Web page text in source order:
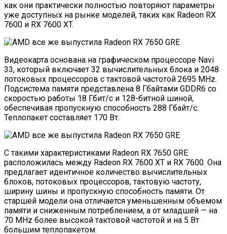
как они практически полностью повторяют параметры
уже доступных на рынке моделей, таких как Radeon RX
7600 и RX 7600 XT.
Видеокарта основана на графическом процессоре Navi
33, который включает 32 вычислительных блока и 2048
потоковых процессоров с тактовой частотой 2695 MHz.
Подсистема памяти представлена 8 Гбайтами GDDR6 со
скоростью работы 18 Гбит/с и 128-битной шиной,
обеспечивая пропускную способность 288 Гбайт/с.
Теплопакет составляет 170 Вт.
С такими характеристиками Radeon RX 7650 GRE
расположилась между Radeon RX 7600 XT и RX 7600. Она
предлагает идентичное количество вычислительных
блоков, потоковых процессоров, тактовую частоту,
ширину шины и пропускную способность памяти. От
старшей модели она отличается уменьшенным объемом
памяти и сниженным потреблением, а от младшей — на
70 MHz более высокой тактовой частотой и на 5 Вт
большим теплопакетом.